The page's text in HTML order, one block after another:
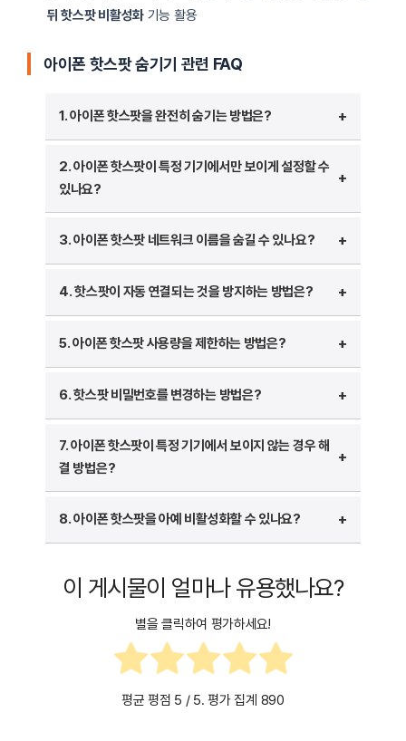
뒤 핫스팟 비활성화 기능 활용
아이폰 핫스팟 숨기기 관련 FAQ
1. 아이폰 핫스팟을 완전히 숨기는 방법은?
아이폰 핫스팟을 완전히 숨기려면 개인용 핫스팟을
비활성화하거나 특정 기기에서만 허용하는 방법을 사용할 수
있습니다.
설정 → 개인용 핫스팟 → “다른 사람의 요청 허용” 비활
Wi-Fi 및 블루투스를 비활성화하고 USB 연결만 사용
2. 아이폰 핫스팟이 특정 기기에서만 보이게 설정할 수
있나요?
핫스팟을 특정 기기에서만 보이게 하려면 다음 방법을
블루투스 테더링만 활성화하여 특정 기기에서만 접속 가
Wi-Fi 테더링을 끄고 USB 테더링을 이용
3. 아이폰 핫스팟 네트워크 이름을 숨길 수 있나요?
아이폰 핫스팟 네트워크 이름은 기기 이름과 동일합니다.
설정 → 일반 → 정보 → “이름” 변경
4. 핫스팟이 자동 연결되는 것을 방지하는 방법은?
아이폰 핫스팟이 특정 기기에 자동 연결되지 않도록 하려면:
설정 → Wi-Fi → 자동 연결 허용 안 함
Wi-Fi 비밀번호를 주기적으로 변경
핫스팟 사용 후 즉시 비활성화
5. 아이폰 핫스팟 사용량을 제한하는 방법은?
핫스팟 데이터 사용량이 많을 경우 다음 방법을 이용해
설정 → 셀룰러 → 데이터 사용량 확인
핫스팟 연결 기기 수를 최소화
저전력 모드를 활성화하여 데이터 절약
6. 핫스팟 비밀번호를 변경하는 방법은?
핫스팟 비밀번호를 변경하려면:
설정 → 개인용 핫스팟 → Wi-Fi 비밀번호 변경
7. 아이폰 핫스팟이 특정 기기에서 보이지 않는 경우 해
결 방법은?
핫스팟이 특정 기기에서 보이지 않는 경우 다음을
Wi-Fi 및 블루투스를 껐다가 다시 켜기
설정 → 개인용 핫스팟 → “다른 사람의 요청 허용” 활성
8. 아이폰 핫스팟을 아예 비활성화할 수 있나요?
설정 → 개인용 핫스팟 → “개인용 핫스팟 허용”을 끄기
셀룰러 데이터를 끄면 핫스팟이 자동으로 비활성화됨
이 게시물이 얼마나 유용했나요?
별을 클릭하여 평가하세요!
평균 평점 5 / 5. 평가 집계 890